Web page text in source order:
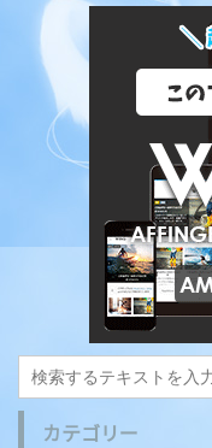
カテゴリー